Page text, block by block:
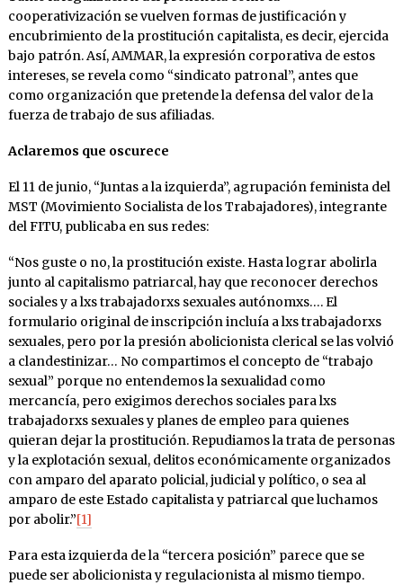
cooperativización se vuelven formas de justificación y
encubrimiento de la prostitución capitalista, es decir, ejercida
bajo patrón. Así, AMMAR, la expresión corporativa de estos
intereses, se revela como “sindicato patronal”, antes que
como organización que pretende la defensa del valor de la
fuerza de trabajo de sus afiliadas.
Aclaremos que oscurece
El 11 de junio, “Juntas a la izquierda”, agrupación feminista del
MST (Movimiento Socialista de los Trabajadores), integrante
del FITU, publicaba en sus redes:
“Nos guste o no, la prostitución existe. Hasta lograr abolirla
junto al capitalismo patriarcal, hay que reconocer derechos
sociales y a lxs trabajadorxs sexuales autónomxs…. El
formulario original de inscripción incluía a lxs trabajadorxs
sexuales, pero por la presión abolicionista clerical se las volvió
a clandestinizar… No compartimos el concepto de “trabajo
sexual” porque no entendemos la sexualidad como
mercancía, pero exigimos derechos sociales para lxs
trabajadorxs sexuales y planes de empleo para quienes
quieran dejar la prostitución. Repudiamos la trata de personas
y la explotación sexual, delitos económicamente organizados
con amparo del aparato policial, judicial y político, o sea al
amparo de este Estado capitalista y patriarcal que luchamos
por abolir.”[1]
Para esta izquierda de la “tercera posición” parece que se
puede ser abolicionista y regulacionista al mismo tiempo.